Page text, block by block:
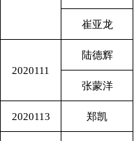
崔亚龙
2020111
陆德辉
张蒙洋
2020113 郑凯